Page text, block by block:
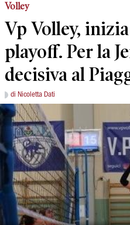
Volley
Vp Volley,
playoff. Per la
decisiva al
di Nicoletta Dati